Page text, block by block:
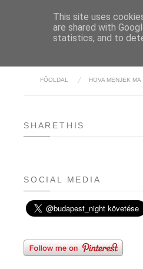
FŐOLDAL HOVA MENJEK MA
SHARETHIS
SOCIAL MEDIA
This site uses
are shared with
statistics, and to